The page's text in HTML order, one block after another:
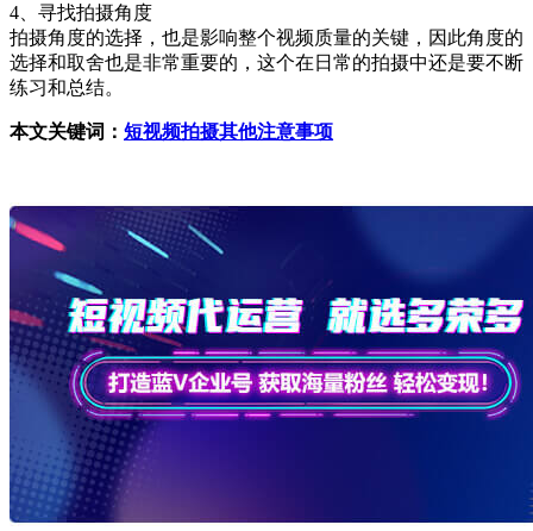
4、寻找拍摄角度
拍摄角度的选择，也是影响整个视频质量的关键，因此角度的
选择和取舍也是非常重要的，这个在日常的拍摄中还是要不断
练习和总结。
本文关键词： 短视频拍摄其他注意事项